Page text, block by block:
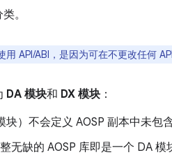
。
API/ABI，是因为可在不更改任何
DA 模块和 DX 模块 ：
）不会定义 AOSP 副本中未包
无缺的 AOSP 库即是一个 DA 模